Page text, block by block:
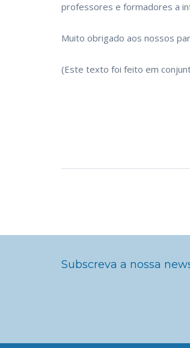
professores e formadores a
Muito obrigado aos nossos
(Este texto foi feito em
Subscreva a nossa